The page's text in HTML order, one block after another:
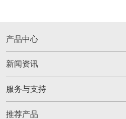
产品中心
新闻资讯
服务与支持
推荐产品